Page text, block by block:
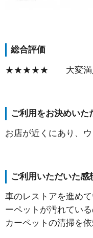
総合評価
★★★★★ 大変満
ご利用をお決めいた
お店が近くにあり、
ご利用いただいた感
車のレストアを進め
ーペットが汚れてい
カーペットの清掃を依